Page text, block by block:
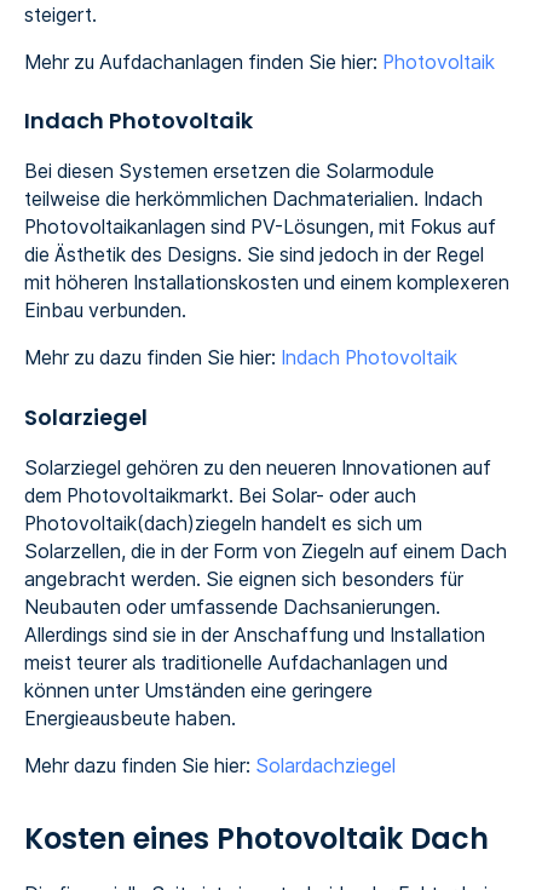
steigert.
Mehr zu Aufdachanlagen finden Sie hier: Photovoltaik
Indach Photovoltaik
Bei diesen Systemen ersetzen die Solarmodule
teilweise die herkömmlichen Dachmaterialien. Indach
Photovoltaikanlagen sind PV-Lösungen, mit Fokus auf
die Ästhetik des Designs. Sie sind jedoch in der Regel
mit höheren Installationskosten und einem komplexeren
Einbau verbunden.
Mehr zu dazu finden Sie hier: Indach Photovoltaik
Solarziegel
Solarziegel gehören zu den neueren Innovationen auf
dem Photovoltaikmarkt. Bei Solar- oder auch
Photovoltaik(dach)ziegeln handelt es sich um
Solarzellen, die in der Form von Ziegeln auf einem Dach
angebracht werden. Sie eignen sich besonders für
Neubauten oder umfassende Dachsanierungen.
Allerdings sind sie in der Anschaffung und Installation
meist teurer als traditionelle Aufdachanlagen und
können unter Umständen eine geringere
Energieausbeute haben.
Mehr dazu finden Sie hier: Solardachziegel
Kosten eines Photovoltaik Dach